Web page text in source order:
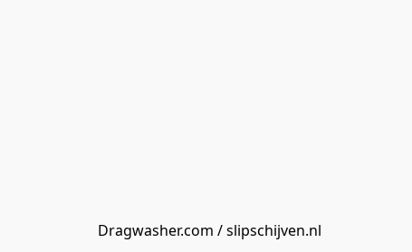
Dragwasher.com / slipschijven.nl